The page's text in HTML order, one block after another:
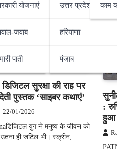
योजनाएं
जवाब
पाती
उत्तर प्रदेश
हरियाणा
पंजाब
काम
सुरक्षा की राह पर
पुस्तक ‘साइबर कथाएं’
22/01/2026
युग ने मनुष्य के जीवन को
ही जटिल भी। स्क्रीन,
:
हुआ